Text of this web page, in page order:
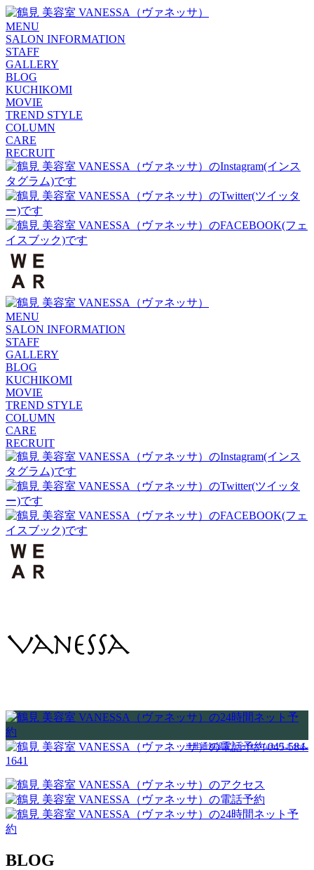
MENU
SALON INFORMATION
STAFF
GALLERY
BLOG
KUCHIKOMI
MOVIE
TREND STYLE
COLUMN
CARE
RECRUIT
MENU
SALON INFORMATION
STAFF
GALLERY
BLOG
KUCHIKOMI
MOVIE
TREND STYLE
COLUMN
CARE
RECRUIT
045-584-
1641
※非通知設定からはつながりません
BLOG